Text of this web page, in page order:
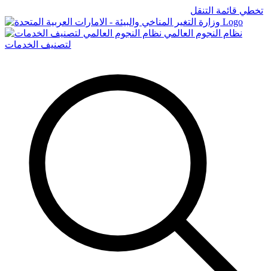
تخطي قائمة التنقل
Logo
نظام النجوم العالمي
لتصنيف الخدمات